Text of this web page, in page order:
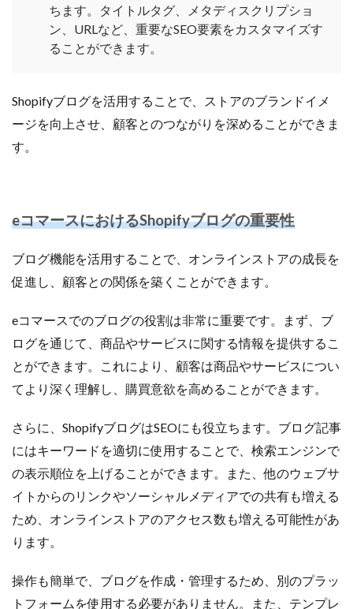
ちます。タイトルタグ、メタディスクリプショ
ン、URLなど、重要なSEO要素をカスタマイズす
ることができます。
Shopifyブログを活用することで、ストアのブランドイメ
ージを向上させ、顧客とのつながりを深めることができま
す。
eコマースにおけるShopifyブログの重要性
ブログ機能を活用することで、オンラインストアの成長を
促進し、顧客との関係を築くことができます。
eコマースでのブログの役割は非常に重要です。まず、ブ
ログを通じて、商品やサービスに関する情報を提供するこ
とができます。これにより、顧客は商品やサービスについ
てより深く理解し、購買意欲を高めることができます。
さらに、ShopifyブログはSEOにも役立ちます。ブログ記事
にはキーワードを適切に使用することで、検索エンジンで
の表示順位を上げることができます。また、他のウェブサ
イトからのリンクやソーシャルメディアでの共有も増える
ため、オンラインストアのアクセス数も増える可能性があ
ります。
操作も簡単で、ブログを作成・管理するため、別のプラッ
トフォームを使用する必要がありません。また、テンプレ
ファーストパーティーデータ
フルフィルメント
フレームワーク
ブラックフライデー
ブランド
ブランドローカリゼーション
プライム感謝祭
プラグイン
プロモーション
ベストセラー
ホームページ制作会社
ポイント
モール運営代行
ヤフー
ヤフーショッピング
ランキング
リスク回避
リスク管理
リスティング広告
リターゲティング
リニューアル
リワード
ルール レビュー
レビュー対策
レポートの見方
ロイヤリティ
一覧
三木谷浩史
上位 上位表示
不正利用
中国
中小EC 中小企業 予定表連携
事例
企業情報
休暇前計画 低コスト
作成
使い方
個人 先取りプログラム
冷凍
冷凍品、冷凍物流、パートナー
出品代行
出品停止
出品者
出店 出荷作業
分析
初売りセール
初心者 初心者向け
利益率
効率化
単価アップ
単品通販 卸売業 原因
受注
同梱物
品質管理 商品 商品ページ